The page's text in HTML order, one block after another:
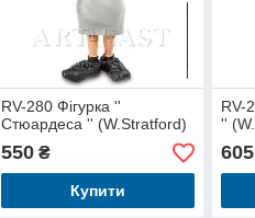
RV-280 Фігурка ''
Стюардеса '' (W.Stratford)
550₴
Купити
RV-
''
605